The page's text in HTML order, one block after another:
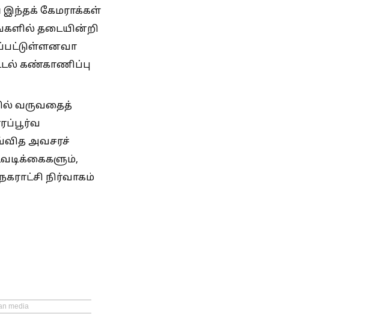
இந்தக் கேமராக்கள்
தடையின்றி
கண்காணிப்பு
வருவதைத்
அவசரச்
நிர்வாகம்
media